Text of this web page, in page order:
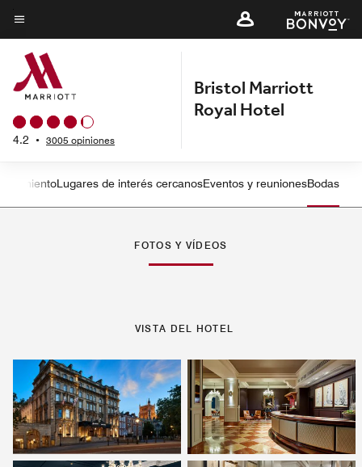
Skip
to
main
content
Texto del menú
4.2 • 3005 opiniones
Bristol Marriott
Royal Hotel
Flecha izquierda
Lugares de interés cercanosEventos y reunionesBodas
FOTOS Y VÍDEOS
VISTA DEL HOTEL